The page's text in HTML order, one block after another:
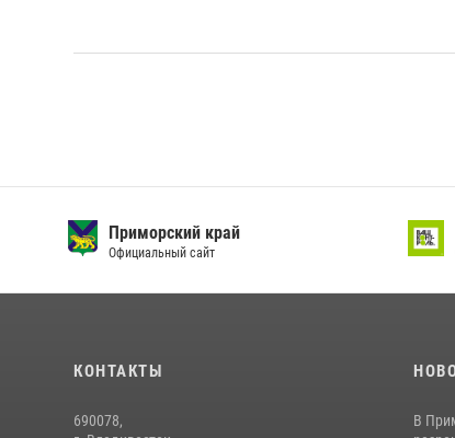
Приморский край
Официальный сайт
КОНТАКТЫ
690078,
В